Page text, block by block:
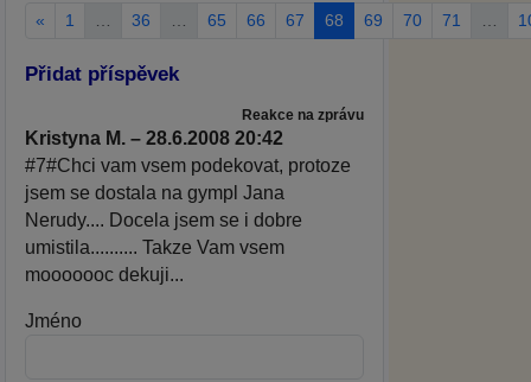
« 1 36 65 66 67 68 69 70 71
Přidat příspěvek
Reakce na zprávu
Kristyna M. – 28.6.2008 20:42
#7#Chci vam vsem podekovat, protoze
jsem se dostala na gympl Jana
Nerudy.... Docela jsem se i dobre
umistila.......... Takze Vam vsem
mooooooc dekuji...
Jméno